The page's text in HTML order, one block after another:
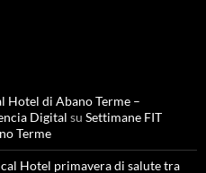
Hotel di Abano Terme –
Digital su Settimane FIT
Terme
Hotel primavera di salute tra